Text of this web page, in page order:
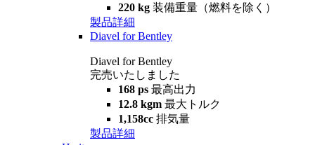
220 kg 装備重量（燃料を除く）
製品詳細
Diavel for Bentley
Diavel for Bentley
完売いたしました
168 ps 最高出力
12.8 kgm 最大トルク
1,158cc 排気量
製品詳細